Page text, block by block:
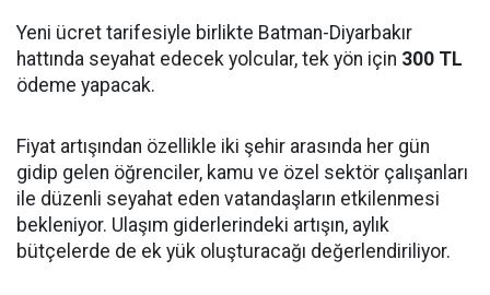
Yeni ücret tarifesiyle birlikte Batman-Diyarbakır
hattında seyahat edecek yolcular, tek yön için 300 TL
ödeme yapacak.
Fiyat artışından özellikle iki şehir arasında her gün
gidip gelen öğrenciler, kamu ve özel sektör çalışanları
ile düzenli seyahat eden vatandaşların etkilenmesi
bekleniyor. Ulaşım giderlerindeki artışın, aylık
bütçelerde de ek yük oluşturacağı değerlendiriliyor.